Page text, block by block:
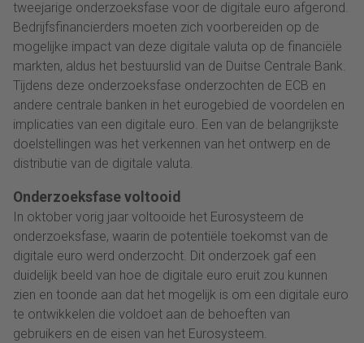
tweejarige onderzoeksfase voor de digitale euro afgerond.
Bedrijfsfinancierders moeten zich voorbereiden op de
mogelijke impact van deze digitale valuta op de financiële
markten, aldus het bestuurslid van de Duitse Centrale Bank.
Tijdens deze onderzoeksfase onderzochten de ECB en
andere centrale banken in het eurogebied de voordelen en
implicaties van een digitale euro. Een van de belangrijkste
doelstellingen was het verkennen van het ontwerp en de
distributie van de digitale valuta.
Onderzoeksfase voltooid
In oktober vorig jaar voltooide het Eurosysteem de
onderzoeksfase, waarin de potentiële toekomst van de
digitale euro werd onderzocht. Dit onderzoek gaf een
duidelijk beeld van hoe de digitale euro eruit zou kunnen
zien en toonde aan dat het mogelijk is om een digitale euro
te ontwikkelen die voldoet aan de behoeften van
gebruikers en de eisen van het Eurosysteem.